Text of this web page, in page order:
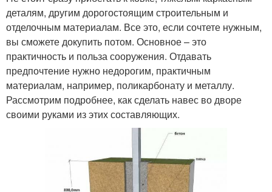
деталям, другим дорогостоящим строительным и
отделочным материалам. Все это, если сочтете нужным,
вы сможете докупить потом. Основное – это
практичность и польза сооружения. Отдавать
предпочтение нужно недорогим, практичным
материалам, например, поликарбонату и металлу.
Рассмотрим подробнее, как сделать навес во дворе
своими руками из этих составляющих.